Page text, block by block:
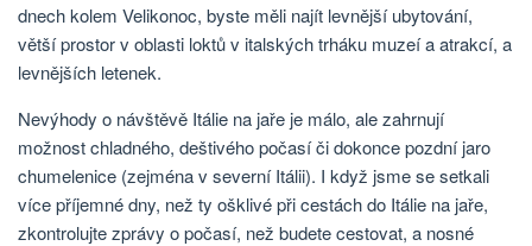
dnech kolem Velikonoc, byste měli najít levnější ubytování,
větší prostor v oblasti loktů v italských trháku muzeí a atrakcí, a
levnějších letenek.
Nevýhody o návštěvě Itálie na jaře je málo, ale zahrnují
možnost chladného, ​​deštivého počasí či dokonce pozdní jaro
chumelenice (zejména v severní Itálii). I když jsme se setkali
více příjemné dny, než ty ošklivé při cestách do Itálie na jaře,
zkontrolujte zprávy o počasí, než budete cestovat, a nosné